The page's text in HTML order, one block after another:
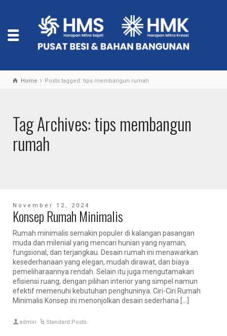
Home Posts tagged: tips membangun rumah
Tag Archives: tips membangun
rumah
November 12, 2024
Konsep Rumah Minimalis
Rumah minimalis semakin populer di kalangan pasangan
muda dan milenial yang mencari hunian yang nyaman,
fungsional, dan terjangkau. Desain rumah ini menawarkan
kesederhanaan yang elegan, mudah dirawat, dan biaya
pemeliharaannya rendah. Selain itu juga mengutamakan
efisiensi ruang, dengan pilihan interior yang simpel namun
efektif memenuhi kebutuhan penghuninya. Ciri-Ciri Rumah
Minimalis Konsep ini menonjolkan desain sederhana […]
admin Standard Posts